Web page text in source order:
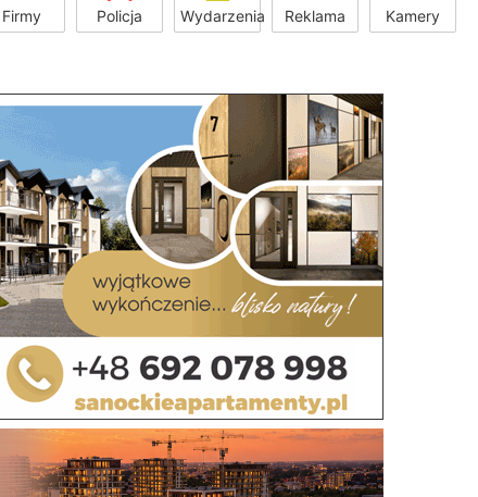
Firmy Policja Wydarzenia Reklama Kamery